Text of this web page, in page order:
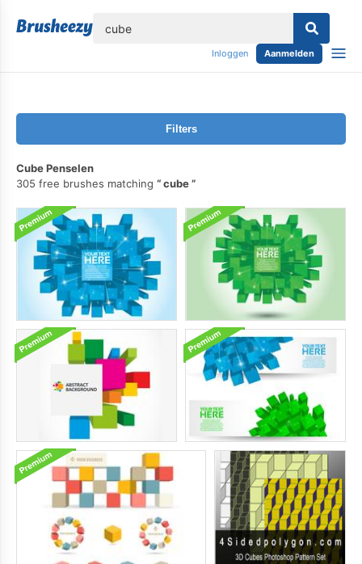
Inloggen Aanmelden
Filters
Cube Penselen
305 free brushes matching
cube